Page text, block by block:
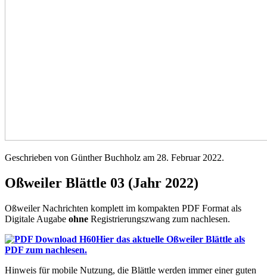
Geschrieben von Günther Buchholz am 28. Februar 2022.
Oßweiler Blättle 03 (Jahr 2022)
Oßweiler Nachrichten komplett im kompakten PDF Format als
Digitale Augabe ohne Registrierungszwang zum nachlesen.
Hier das aktuelle Oßweiler Blättle als
PDF zum nachlesen.
Hinweis für mobile Nutzung, die Blättle werden immer einer guten